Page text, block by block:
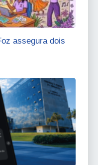
assegura dois